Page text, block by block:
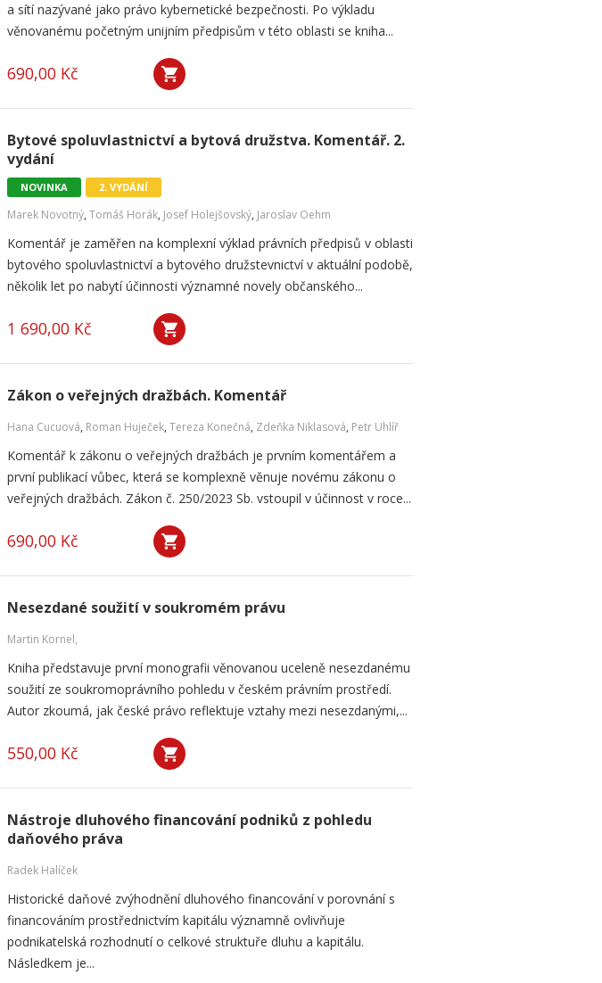
a sítí nazývané jako právo kybernetické bezpečnosti. Po výkladu
věnovanému početným unijním předpisům v této oblasti se kniha...
690,00 Kč
Bytové spoluvlastnictví a bytová družstva. Komentář. 2.
vydání
NOVINKA 2. VYDÁNÍ
Marek Novotný, Tomáš Horák, Josef Holejšovský, Jaroslav Oehm
Komentář je zaměřen na komplexní výklad právních předpisů v oblasti
bytového spoluvlastnictví a bytového družstevnictví v aktuální podobě,
několik let po nabytí účinnosti významné novely občanského...
1 690,00 Kč
Zákon o veřejných dražbách. Komentář
Hana Cucuová, Roman Huječek, Tereza Konečná, Zdeňka Niklasová, Petr Uhlíř
Komentář k zákonu o veřejných dražbách je prvním komentářem a
první publikací vůbec, která se komplexně věnuje novému zákonu o
veřejných dražbách. Zákon č. 250/2023 Sb. vstoupil v účinnost v roce...
690,00 Kč
Nesezdané soužití v soukromém právu
Martin Kornel,
Kniha představuje první monografii věnovanou uceleně nesezdanému
soužití ze soukromoprávního pohledu v českém právním prostředí.
Autor zkoumá, jak české právo reflektuje vztahy mezi nesezdanými,...
550,00 Kč
Nástroje dluhového financování podniků z pohledu
daňového práva
Radek Halíček
Historické daňové zvýhodnění dluhového financování v porovnání s
financováním prostřednictvím kapitálu významně ovlivňuje
podnikatelská rozhodnutí o celkové struktuře dluhu a kapitálu.
Následkem je...